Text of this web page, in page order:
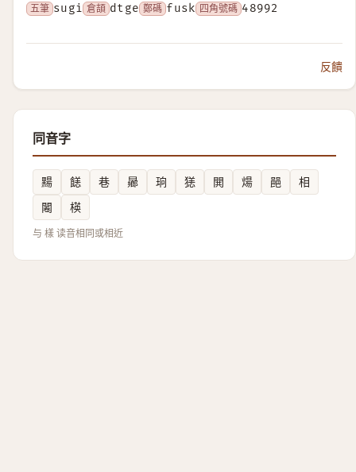
五筆 sugi 倉頡 dtge 鄭碼 fusk 四角號碼 48992
反饋
同音字
䵮 䭐 巷 曏 珦 㺊 閧 煬 䣈
相
闂
楧
与 樣 读音相同或相近